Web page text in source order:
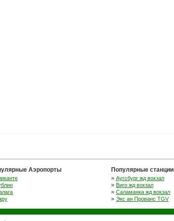
Аэропорты
Популярные станции
» Аугсбург жд вокзал
» Виго жд вокзал
» Саламанка жд вокзал
» Экс ан Прованс TGV